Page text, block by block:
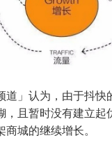
道」认为，由于抖快
，且暂时没有建立起
城的继续增长。